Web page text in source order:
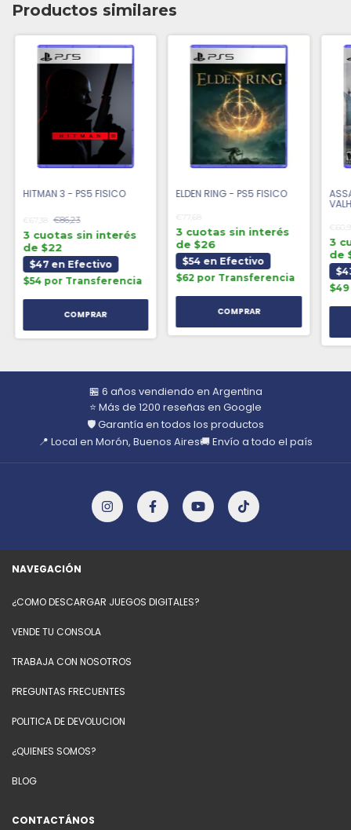
Productos similares
HITMAN 3 - PS5 FISICO
€67,38 €86,23
3 cuotas sin interés
de $22
$47 en Efectivo
$54 por Transferencia
ELDEN RING - PS5 FISICO
€77,68
3 cuotas sin interés
de $26
$54 en Efectivo
$62 por Transferencia
3
de
🏪 6 años vendiendo en Argentina
⭐ Más de 1200 reseñas en Google
🛡️ Garantía en todos los productos
📍 Local en Morón, Buenos Aires🚚 Envío a todo el país
NAVEGACIÓN
¿COMO DESCARGAR JUEGOS DIGITALES?
VENDE TU CONSOLA
TRABAJA CON NOSOTROS
PREGUNTAS FRECUENTES
POLITICA DE DEVOLUCION
¿QUIENES SOMOS?
BLOG
CONTACTÁNOS